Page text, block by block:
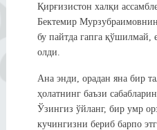
Қирғизистон халқи
Бектемир
бу пайтда гапга қўшилмай,
олди.
Ана энди, орадан яна бир
ҳолатнинг баъзи
Ўзингиз ўйланг, бир умр
кучингизни бериб барпо